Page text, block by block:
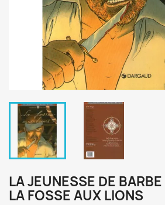
LA JEUNESSE DE
LA FOSSE AUX LIONS